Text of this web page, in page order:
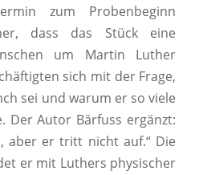
zum Probenbeginn
dass das Stück eine
um Martin Luther
sich mit der Frage,
sei und warum er so viele
Der Autor Bärfuss ergänzt:
aber er tritt nicht auf.“ Die
er mit Luthers physischer